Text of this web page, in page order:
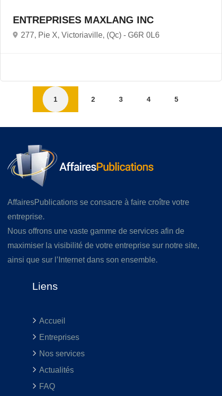
ENTREPRISES MAXLANG INC
277, Pie X, Victoriaville, (Qc) - G6R 0L6
1 2 3 4 5
AffairesPublications se consacre à faire croître votre
entreprise.
Nous offrons une vaste gamme de services afin de
maximiser la visibilité de votre entreprise sur notre site,
ainsi que sur l’Internet dans son ensemble.
Liens
Accueil
Entreprises
Nos services
Actualités
FAQ